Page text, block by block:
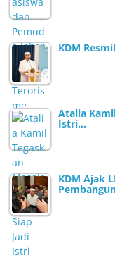
KDM
Atalia
Istri…
KDM Ajak